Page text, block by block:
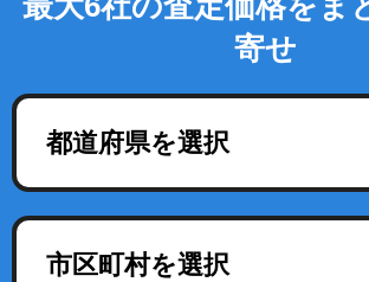
寄せ
都道府県を選択
市区町村を選択